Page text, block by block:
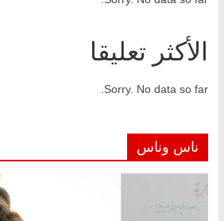
الأكثر تعليقا
Sorry. No data so far.
ناس وناس